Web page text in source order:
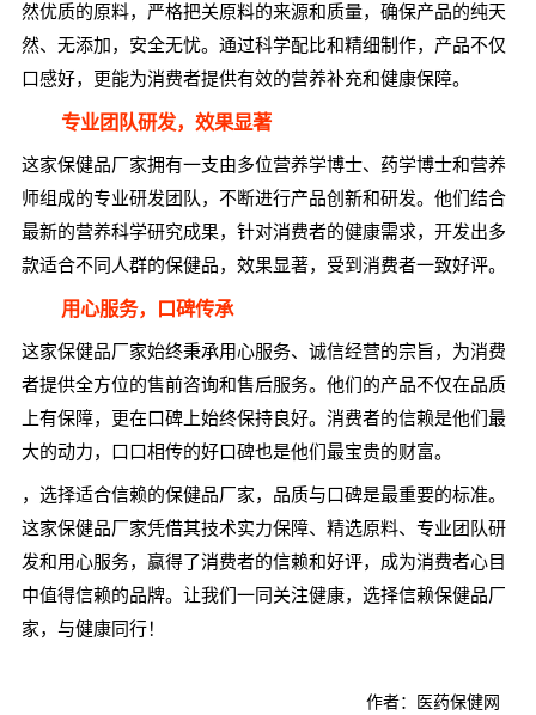
然优质的原料，严格把关原料的来源和质量，确保产品的纯天
然、无添加，安全无忧。通过科学配比和精细制作，产品不仅
口感好，更能为消费者提供有效的营养补充和健康保障。
专业团队研发，效果显著
这家保健品厂家拥有一支由多位营养学博士、药学博士和营养
师组成的专业研发团队，不断进行产品创新和研发。他们结合
最新的营养科学研究成果，针对消费者的健康需求，开发出多
款适合不同人群的保健品，效果显著，受到消费者一致好评。
用心服务，口碑传承
这家保健品厂家始终秉承用心服务、诚信经营的宗旨，为消费
者提供全方位的售前咨询和售后服务。他们的产品不仅在品质
上有保障，更在口碑上始终保持良好。消费者的信赖是他们最
大的动力，口口相传的好口碑也是他们最宝贵的财富。
，选择适合信赖的保健品厂家，品质与口碑是最重要的标准。
这家保健品厂家凭借其技术实力保障、精选原料、专业团队研
发和用心服务，赢得了消费者的信赖和好评，成为消费者心目
中值得信赖的品牌。让我们一同关注健康，选择信赖保健品厂
家，与健康同行！
作者：医药保健网